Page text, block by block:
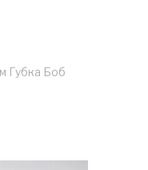
Губка Боб